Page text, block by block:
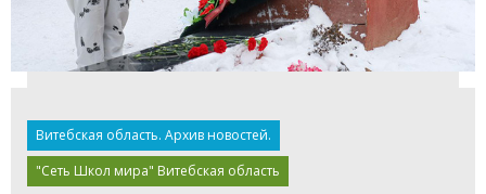
Витебская область. Архив новостей.
"Сеть Школ мира" Витебская область